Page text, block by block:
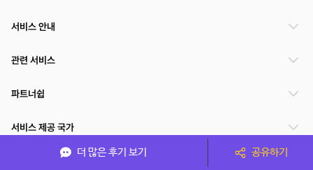
더 많은 후기 보기 공유하기
서비스 안내
관련 서비스
파트너쉽
서비스 제공 국가